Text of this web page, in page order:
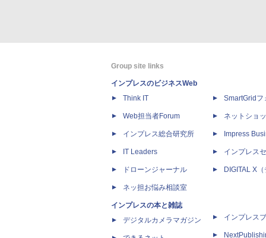
Group site links
インプレスのビジネスWeb
Think IT
Web担当者Forum
インプレス総合研究所
IT Leaders
ドローンジャーナル
ネッ担お悩み相談室
インプレスの本と雑誌
デジタルカメラマガジン
SmartGridフ
ネットショ
Impress
インプレス
DIGITAL X
インプレス